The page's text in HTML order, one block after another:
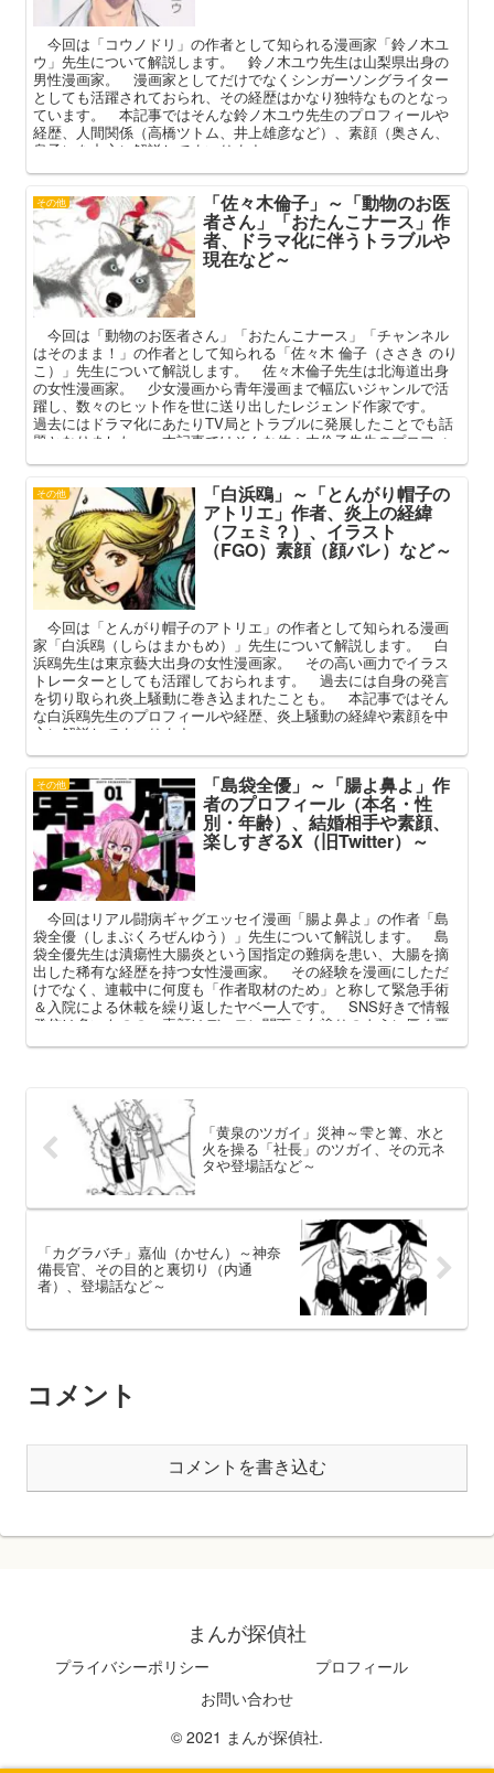
今回は「コウノドリ」の作者として知られる漫画家「鈴ノ木ユ
ウ」先生について解説します。 鈴ノ木ユウ先生は山梨県出身の
男性漫画家。 漫画家としてだけでなくシンガーソングライター
としても活躍されておられ、その経歴はかなり独特なものとなっ
ています。 本記事ではそんな鈴ノ木ユウ先生のプロフィールや
経歴、人間関係（高橋ツトム、井上雄彦など）、素顔（奥さん、
息子）を中心に解説してまいります。
その他 「佐々木倫子」～「動物のお医
者さん」「おたんこナース」作
者、ドラマ化に伴うトラブルや
現在など～
今回は「動物のお医者さん」「おたんこナース」「チャンネル
はそのまま！」の作者として知られる「佐々木 倫子（ささき のり
こ）」先生について解説します。 佐々木倫子先生は北海道出身
の女性漫画家。 少女漫画から青年漫画まで幅広いジャンルで活
躍し、数々のヒット作を世に送り出したレジェンド作家です。
過去にはドラマ化にあたりTV局とトラブルに発展したことでも話
題となりました。 本記事ではそんな佐々木倫子先生のプロフィ
その他 「白浜鴎」～「とんがり帽子の
アトリエ」作者、炎上の経緯
（フェミ？）、イラスト
（FGO）素顔（顔バレ）など～
今回は「とんがり帽子のアトリエ」の作者として知られる漫画
家「白浜鴎（しらはまかもめ）」先生について解説します。 白
浜鴎先生は東京藝大出身の女性漫画家。 その高い画力でイラス
トレーターとしても活躍しておられます。 過去には自身の発言
を切り取られ炎上騒動に巻き込まれたことも。 本記事ではそん
な白浜鴎先生のプロフィールや経歴、炎上騒動の経緯や素顔を中
心に解説してまいります。
その他 「島袋全優」～「腸よ鼻よ」作
者のプロフィール（本名・性
別・年齢）、結婚相手や素顔、
楽しすぎるX（旧Twitter）～
今回はリアル闘病ギャグエッセイ漫画「腸よ鼻よ」の作者「島
袋全優（しまぶくろぜんゆう）」先生について解説します。 島
袋全優先生は潰瘍性大腸炎という国指定の難病を患い、大腸を摘
出した稀有な経歴を持つ女性漫画家。 その経験を漫画にしただ
けでなく、連載中に何度も「作者取材のため」と称して緊急手術
＆入院による休載を繰り返したヤベー人です。 SNS好きで情報
発信は多いものの、素顔はデーモン閣下の白塗りのように厚く覆
「黄泉のツガイ」災神～雫と篝、水と
火を操る「社長」のツガイ、その元ネ
タや登場話など～
「カグラバチ」嘉仙（かせん）～神奈
備長官、その目的と裏切り（内通
者）、登場話など～
コメント
コメントを書き込む
まんが探偵社
プライバシーポリシー
プロフィール
お問い合わせ
© 2021 まんが探偵社.